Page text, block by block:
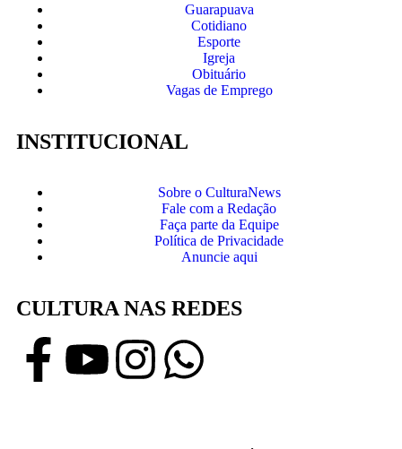
Guarapuava
Cotidiano
Esporte
Igreja
Obituário
Vagas de Emprego
INSTITUCIONAL
Sobre o CulturaNews
Fale com a Redação
Faça parte da Equipe
Política de Privacidade
Anuncie aqui
CULTURA NAS REDES